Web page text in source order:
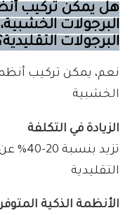
هل يمكن تركيب
البرجولات
البرجولات
نعم، يمكن تركيب
الخشبية
الزيادة في التكلفة
تزيد
التقليدية
الأنظمة الذكية